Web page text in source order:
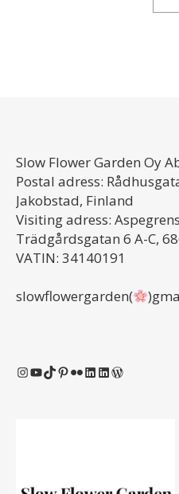
Slow Flower Garden Oy
Postal adress:
Jakobstad, Finland
Visiting adress:
Trädgårdsgatan 6 A-C,
VATIN: 34140191
slowflowergarden(
Instagram
YouTube
TikTok
Pinterest
Flickr
LinkedIn
LinkedIn
WordPress